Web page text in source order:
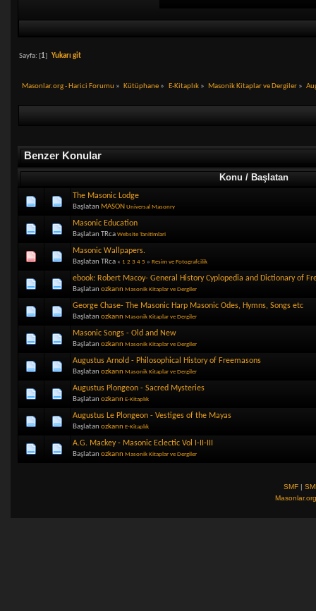
Sayfa: [1] Yukarı git
Masonlar.org - Harici Forumu » Kütüphane » E-Kitaplık» Masonik Kitaplar ve Dergiler»
Benzer Konular
Konu / Başlatan
The Masonic Lodge
Başlatan MASON Universal Masonry
Masonic Education
Başlatan TRca Website Tanitimlari
Masonic Wallpapers.
Başlatan TRca « 1 2 3 4 5 » Resim ve Fotografcilik
ebook: Robert Macoy- General History Cyplopedia and Dictionary of
Başlatan ozkann Masonik Kitaplar ve Dergiler
George Chase- The Masonic Harp Masonic Odes, Hymns, Songs etc
Başlatan ozkann Masonik Kitaplar ve Dergiler
Masonic Songs - Old and New
Başlatan ozkann Masonik Kitaplar ve Dergiler
Augustus Arnold - Philosophical History of Freemasons
Başlatan ozkann Masonik Kitaplar ve Dergiler
Augustus Plongeon - Sacred Mysteries
Başlatan ozkann E-Kitaplık
Augustus Le Plongeon - Vestiges of the Mayas
Başlatan ozkann E-Kitaplık
A.G. Mackey - Masonic Eclectic Vol I-II-III
Başlatan ozkann Masonik Kitaplar ve Dergiler
SMF |
Masonlar.org